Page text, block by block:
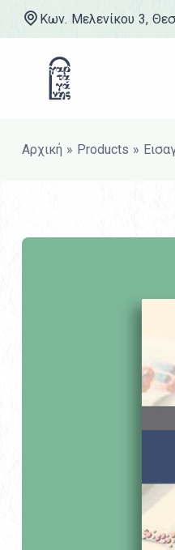
Μετάβαση στο
Κων. Μελενίκου 3,
Αρχική » Products »